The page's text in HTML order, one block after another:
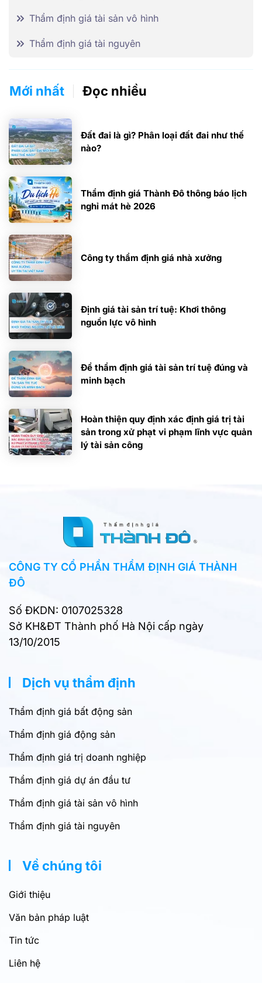
Thẩm định giá tài sản vô hình
Thẩm định giá tài nguyên
Mới nhất Đọc nhiều
Đất đai là gì? Phân loại đất đai như thế
nào?
Thẩm định giá Thành Đô thông báo lịch
nghỉ mát hè 2026
Công ty thẩm định giá nhà xưởng
Định giá tài sản trí tuệ: Khơi thông
nguồn lực vô hình
Để thẩm định giá tài sản trí tuệ đúng và
minh bạch
Hoàn thiện quy định xác định giá trị tài
sản trong xử phạt vi phạm lĩnh vực quản
lý tài sản công
CÔNG TY CỔ PHẦN THẨM ĐỊNH GIÁ THÀNH
ĐÔ
Số ĐKDN: 0107025328
Sở KH&ĐT Thành phố Hà Nội cấp ngày
13/10/2015
Dịch vụ thẩm định
Thẩm định giá bất động sản
Thẩm định giá động sản
Thẩm định giá trị doanh nghiệp
Thẩm định giá dự án đầu tư
Thẩm định giá tài sản vô hình
Thẩm định giá tài nguyên
Về chúng tôi
Giới thiệu
Văn bản pháp luật
Tin tức
Liên hệ